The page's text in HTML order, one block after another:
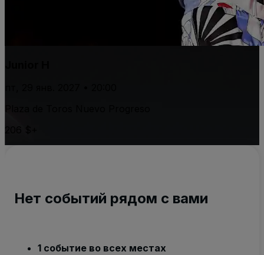
Нет событий рядом с вами
1 событие во всех местах